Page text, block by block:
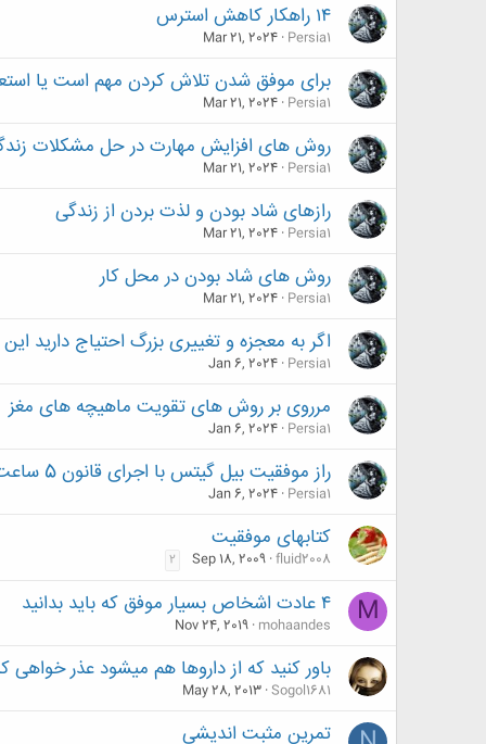
۱۴ راهکار کاهش استرس
Persia1
Mar 21, 2024
برای موفق شدن تلاش کردن مهم است یا
Persia1
Mar 21, 2024
روش های افزایش مهارت در حل مشکلات
Persia1
Mar 21, 2024
رازهای شاد بودن و لذت بردن از زندگی
Persia1
Mar 21, 2024
روش های شاد بودن در محل کار
Persia1
Mar 21, 2024
اگر به معجزه و تغییری بزرگ احتیاج
Persia1
Jan 6, 2024
مرروی بر روش های تقویت ماهیچه های مغز
Persia1
Jan 6, 2024
راز موفقیت بیل گیتس با اجرای قانون 5 ساعت در هفته
Persia1
Jan 6, 2024
کتابهای موفقیت
fluid2008
Sep 18, 2009
2
M ۴ عادت اشخاص بسیار موفق که باید بدانید
mohaandes
Nov 24, 2019
باور کنید که از داروها هم میشود عذر خواهی
Sogol1681
May 28, 2013
تمرین مثبت اندیشی